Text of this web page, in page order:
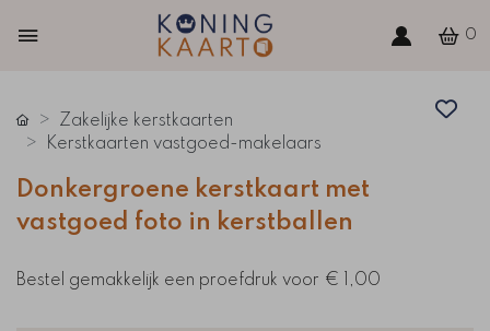
0
Zakelijke kerstkaarten
Kerstkaarten vastgoed-makelaars
Donkergroene kerstkaart met
vastgoed foto in kerstballen
Bestel gemakkelijk een proefdruk voor € 1,00